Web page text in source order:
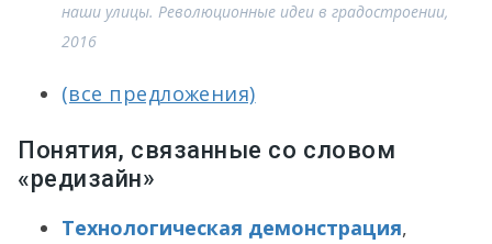
наши улицы. Революционные идеи в градостроении,
2016
(все предложения)
Понятия, связанные со словом
«редизайн»
Технологическая демонстрация,